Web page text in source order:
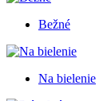
Bežné
Na bielenie